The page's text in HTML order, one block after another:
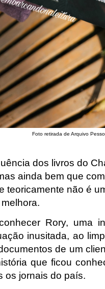
Foto retirada de Arquivo
dos livros do
ainda bem que
teoricamente não é
Rory, uma
inusitada, ao
de um
que ficou
os jornais do país.